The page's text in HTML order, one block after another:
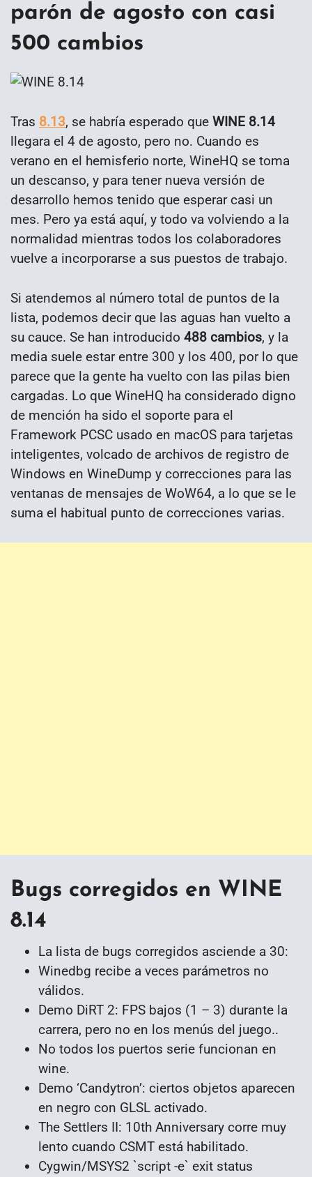
parón de agosto con casi
500 cambios
Tras 8.13, se habría esperado que WINE 8.14
llegara el 4 de agosto, pero no. Cuando es
verano en el hemisferio norte, WineHQ se toma
un descanso, y para tener nueva versión de
desarrollo hemos tenido que esperar casi un
mes. Pero ya está aquí, y todo va volviendo a la
normalidad mientras todos los colaboradores
vuelve a incorporarse a sus puestos de trabajo.
Si atendemos al número total de puntos de la
lista, podemos decir que las aguas han vuelto a
su cauce. Se han introducido 488 cambios, y la
media suele estar entre 300 y los 400, por lo que
parece que la gente ha vuelto con las pilas bien
cargadas. Lo que WineHQ ha considerado digno
de mención ha sido el soporte para el
Framework PCSC usado en macOS para tarjetas
inteligentes, volcado de archivos de registro de
Windows en WineDump y correcciones para las
ventanas de mensajes de WoW64, a lo que se le
suma el habitual punto de correcciones varias.
Bugs corregidos en WINE
8.14
La lista de bugs corregidos asciende a 30:
Winedbg recibe a veces parámetros no
válidos.
Demo DiRT 2: FPS bajos (1 – 3) durante la
carrera, pero no en los menús del juego..
No todos los puertos serie funcionan en
wine.
Demo ‘Candytron’: ciertos objetos aparecen
en negro con GLSL activado.
The Settlers II: 10th Anniversary corre muy
lento cuando CSMT está habilitado.
Cygwin/MSYS2 `script -e` exit status